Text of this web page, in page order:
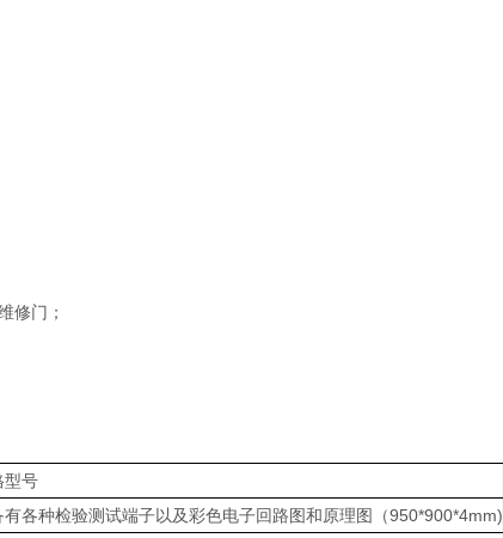
修门；
型号
有各种检验测试端子以及彩色电子回路图和原理图（950*900*4mm)